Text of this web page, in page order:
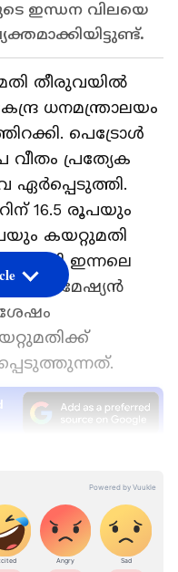
ഇന്ധന വിലയെ
തീരുവയിൽ
ധനമന്ത്രാലയം
പെട്രോൾ
വീതം പ്രത്യേക
16.5 രൂപയും
കയറ്റുമതി
ഇന്നലെ
പശ്ചിമേഷ്യൻ
ശേഷം
ഓയിൽ വില
ആഭ്യന്തര
അമിത ലാഭം